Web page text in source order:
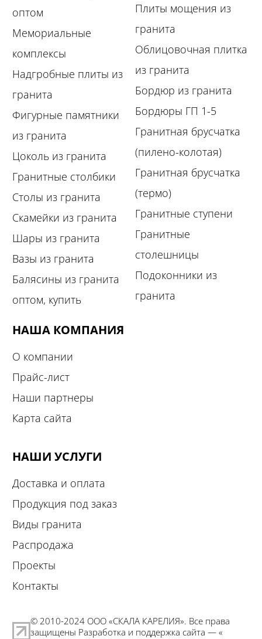
оптом
Мемориальные
комплексы
Надгробные плиты из
гранита
Фигурные памятники
из гранита
Цоколь из гранита
Гранитные столбики
Столы из гранита
Скамейки из гранита
Шары из гранита
Вазы из гранита
Балясины из гранита
оптом, купить
Плиты мощения из
гранита
Облицовочная плитка
из гранита
Бордюр из гранита
Бордюры ГП 1-5
Гранитная брусчатка
(пилено-колотая)
Гранитная брусчатка
(термо)
Гранитные ступени
Гранитные
столешницы
Подоконники из
гранита
НАША КОМПАНИЯ
О компании
Прайс-лист
Наши партнеры
Карта сайта
НАШИ УСЛУГИ
Доставка и оплата
Продукция под заказ
Виды гранита
Распродажа
Проекты
Контакты
© 2010-2024 ООО «СКАЛА КАРЕЛИЯ». Все права
защищены Разработка и поддержка сайта — «